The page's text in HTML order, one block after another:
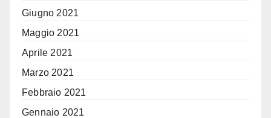
Giugno 2021
Maggio 2021
Aprile 2021
Marzo 2021
Febbraio 2021
Gennaio 2021